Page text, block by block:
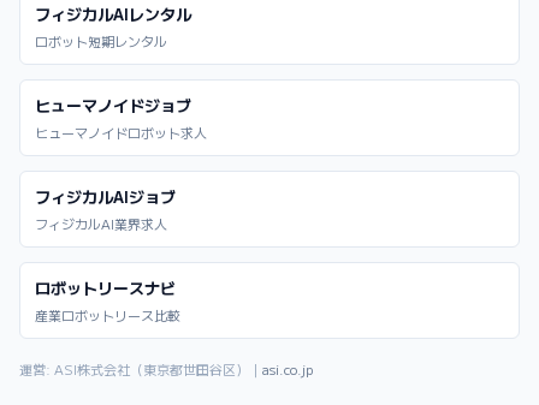
フィジカルAIレンタル
ロボット短期レンタル
ヒューマノイドジョブ
ヒューマノイドロボット求人
フィジカルAIジョブ
フィジカルAI業界求人
ロボットリースナビ
産業ロボットリース比較
運営: ASI株式会社（東京都世田谷区）｜ asi.co.jp